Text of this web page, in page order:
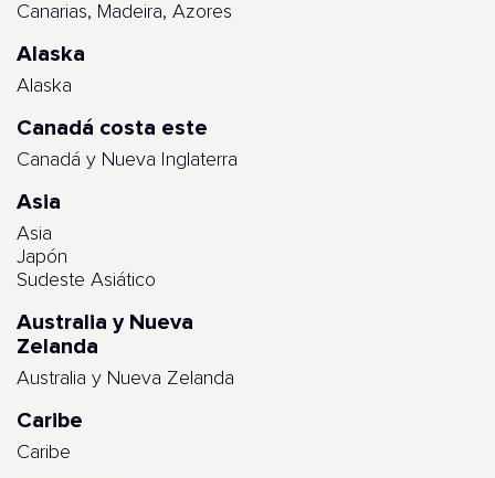
Canarias, Madeira, Azores
Alaska
Alaska
Canadá costa este
Canadá y Nueva Inglaterra
Asia
Asia
Japón
Sudeste Asiático
Australia y Nueva
Zelanda
Australia y Nueva Zelanda
Caribe
Caribe